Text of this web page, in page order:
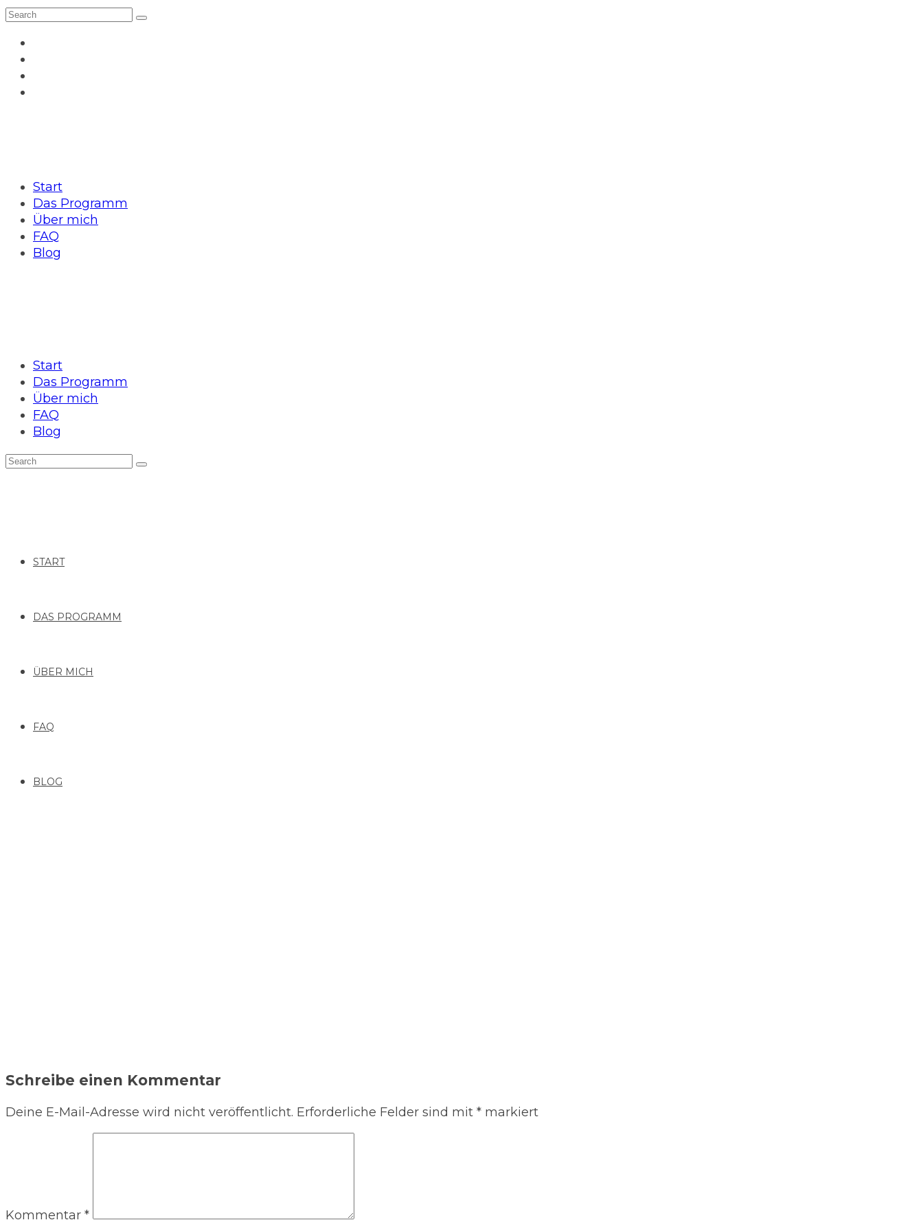
Start
Das Programm
Über mich
FAQ
Blog
Start
Das Programm
Über mich
FAQ
Blog
START
DAS PROGRAMM
ÜBER MICH
FAQ
BLOG
Schreibe einen Kommentar
Deine E-Mail-Adresse wird nicht veröffentlicht. Erforderliche Felder sind mit * markiert
Kommentar *